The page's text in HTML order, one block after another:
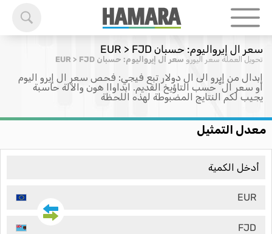
سعر ال إيرواليوم: حسبان EUR > FJD
تحويل العملة سعر اليورو سعر ال إيرواليوم: حسبان EUR > FJD
إبدال من إيرو الى ال دولار تبع فيجي: فحص سعر ال إيرو اليوم
او سعر ال ْ حسب التاؤيخ القديم. ابداواا هون والآلة حاسبة
يجيب لكم النتايج المضبوطة لهذه اللحظة
معدل التمثيل
EUR
FJD